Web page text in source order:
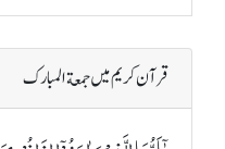
قرآن کریم میں جمعة المبارک